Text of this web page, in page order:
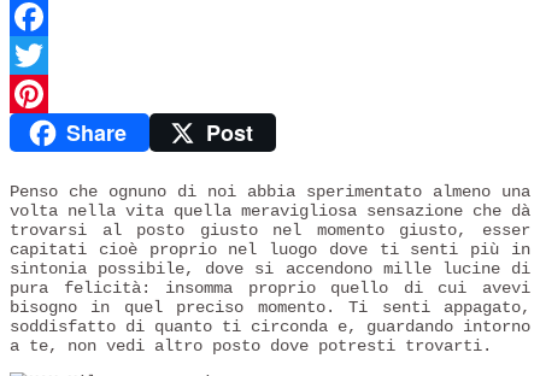
Facebook
Twitter
PinterestShare Post
Penso che ognuno di noi abbia sperimentato almeno una
volta nella vita quella meravigliosa sensazione che dà
trovarsi al posto giusto nel momento giusto, esser
capitati cioè proprio nel luogo dove ti senti più in
sintonia possibile, dove si accendono mille lucine di
pura felicità: insomma proprio quello di cui avevi
bisogno in quel preciso momento. Ti senti appagato,
soddisfatto di quanto ti circonda e, guardando intorno
a te, non vedi altro posto dove potresti trovarti.